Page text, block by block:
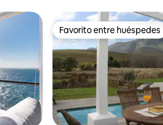
Favorito entre huéspedes
Favorito entre huéspedes